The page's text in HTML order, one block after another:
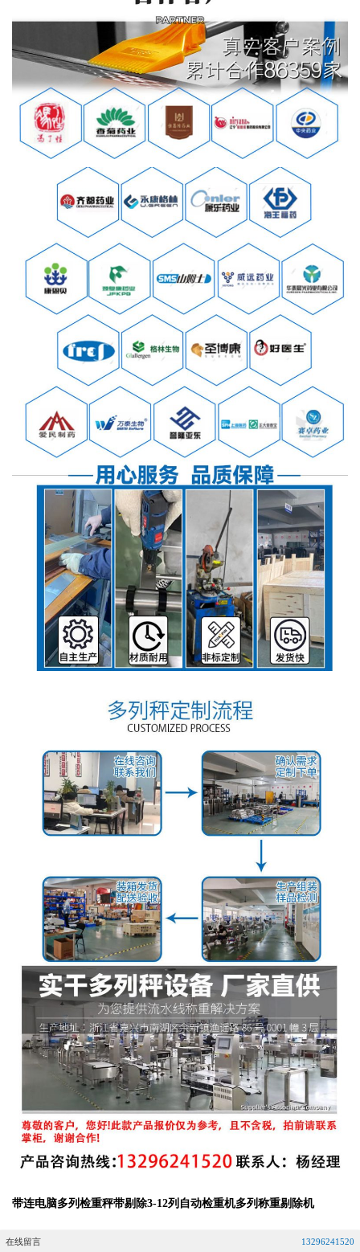
带连电脑多列检重秤带剔除3-12列自动检重机多列称重剔除机
在线留言 13296241520